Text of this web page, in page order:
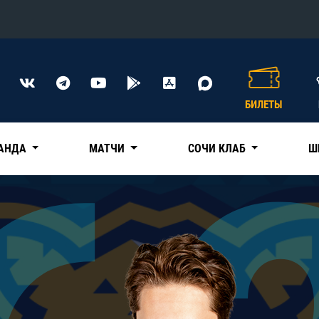
Конференция «Восток»
Трактор
Дивизион Чернышева
Авангард
КХЛ
БИЛЕТЫ
МАТЧИ СОЧИ КЛАБ